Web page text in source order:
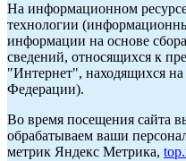
На информационном
технологии
информации на основе
сведений, относящихся к
"Интернет", находящихся
Федерации).
Во время посещения сайта
обрабатываем ваши
метрик Яндекс Метрика,